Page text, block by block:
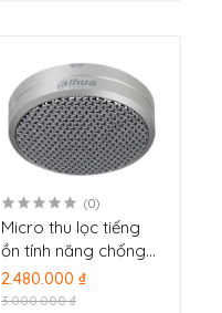
(0)
Micro thu lọc tiếng
ồn tính năng chống
sét và sốc nguồn
Dahua HAP301
2.480.000 ₫
3.000.000 ₫